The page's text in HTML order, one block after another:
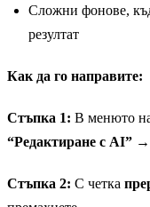
Сложни фонове,
резултат
Как да го направите:
Стъпка 1: В менюто
“Редактиране с AI” →
Стъпка 2: С четка